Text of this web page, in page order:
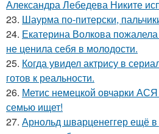
Александра Лебедева Никите
23. Шаурма по-питерски,
24. Екатерина Волкова
не ценила себя в молодости.
25. Когда увидел актрису в
готов к реальности.
26. Метис немецкой овчарки
семью ищет!
27. Арнольд шварценеггер ещё в